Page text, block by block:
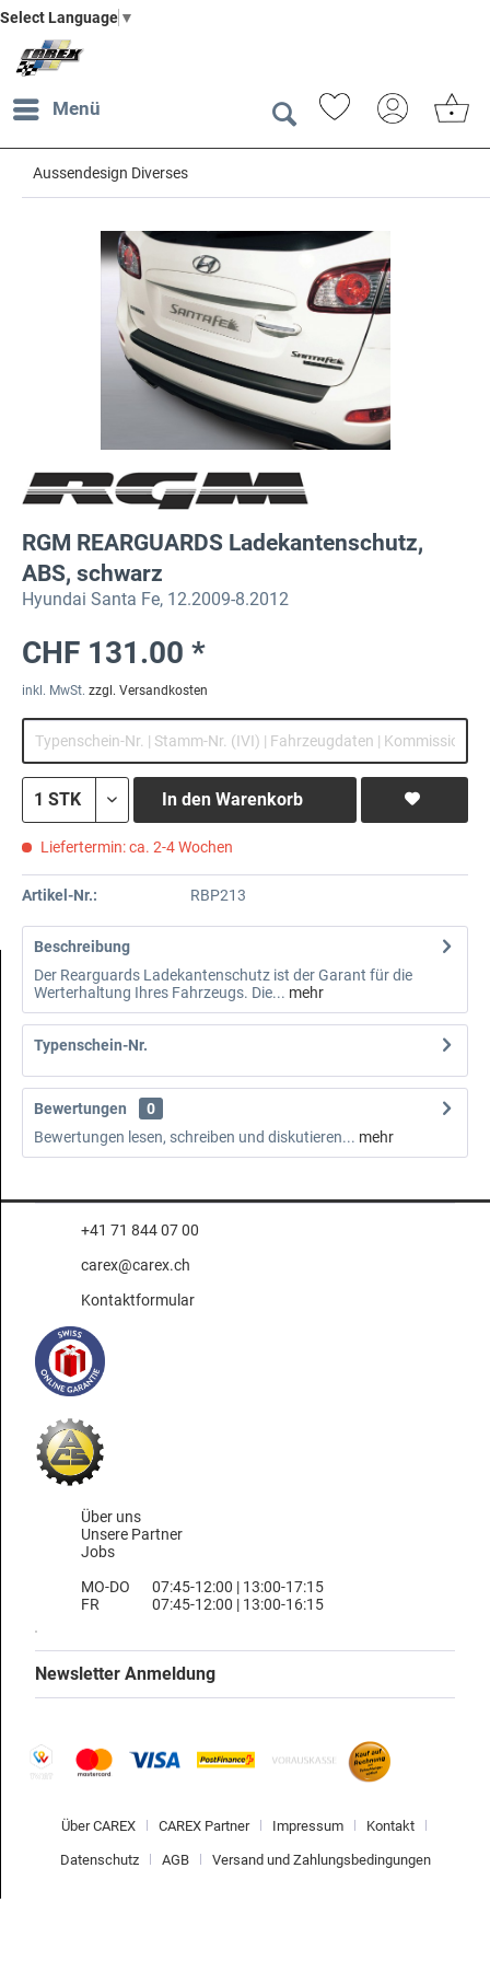
Select Language ▼
Menü
Aussendesign Diverses
RGM REARGUARDS Ladekantenschutz,
ABS, schwarz
Hyundai Santa Fe, 12.2009-8.2012
CHF 131.00 *
inkl. MwSt. zzgl. Versandkosten
In den Warenkorb
Liefertermin: ca. 2-4 Wochen
Artikel-Nr.: RBP213
Beschreibung
Der Rearguards Ladekantenschutz ist der Garant für die
Werterhaltung Ihres Fahrzeugs. Die... mehr
Typenschein-Nr.
Bewertungen
0
Bewertungen lesen, schreiben und diskutieren... mehr
+41 71 844 07 00
carex@carex.ch
Kontaktformular
Über uns
Unsere Partner
Jobs
MO-DO
FR
07:45-12:00 | 13:00-17:15
07:45-12:00 | 13:00-16:15
Newsletter Anmeldung
Über CAREX CAREX Partner Impressum Kontakt
Datenschutz AGB Versand und Zahlungsbedingungen